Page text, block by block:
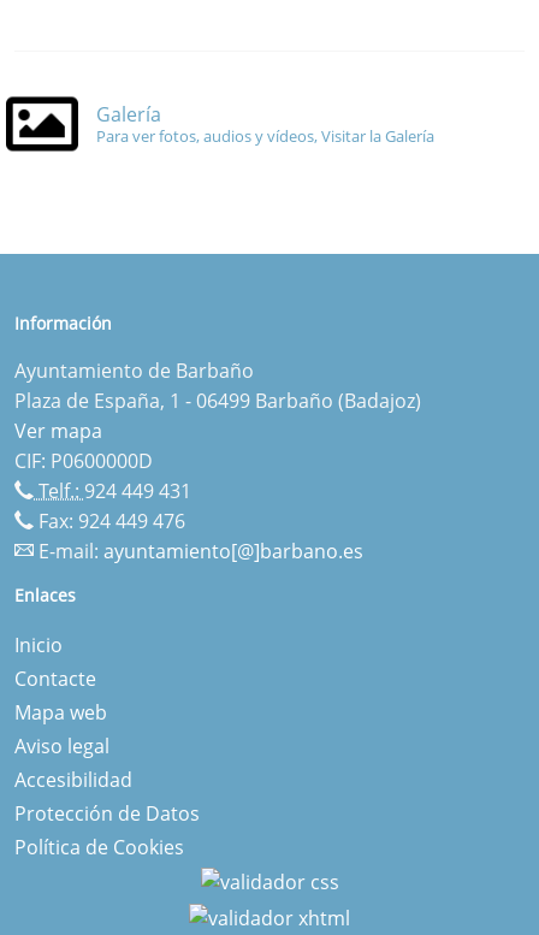
Galería
Para ver fotos, audios y vídeos, Visitar la Galería
Información
Ayuntamiento de Barbaño
Plaza de España, 1 - 06499 Barbaño (Badajoz)
Ver mapa
CIF: P0600000D
Telf.: 924 449 431
Fax: 924 449 476
E-mail: ayuntamiento[@]barbano.es
Enlaces
Inicio
Contacte
Mapa web
Aviso legal
Accesibilidad
Protección de Datos
Política de Cookies